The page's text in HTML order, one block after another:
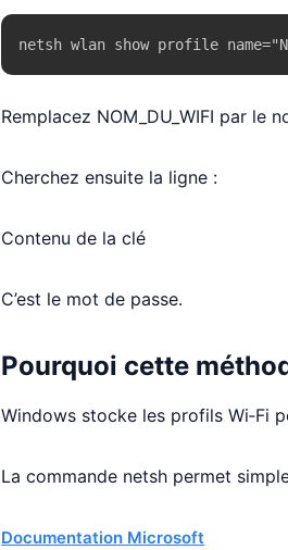
netsh wlan show profile
Remplacez NOM_DU_WIFI par le
Cherchez ensuite la ligne :
Contenu de la clé
C’est le mot de passe.
Pourquoi cette
Windows stocke les profils Wi‑Fi
La commande netsh permet
Documentation Microsoft